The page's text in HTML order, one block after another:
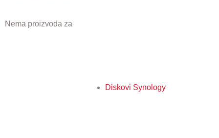
Diskovi Synology
Nema proizvoda za prikaz.